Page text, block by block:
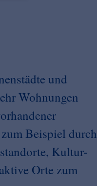
und
Wohnungen
Beispiel durch
Kultur-
Orte zum